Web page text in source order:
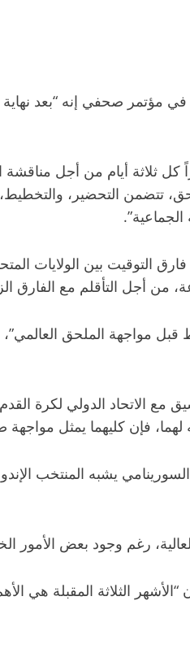
في مؤتمر صحفي إنه “بعد
ثلاثة أيام من أجل مناقشة
التحضير، والتخطيط،
الجماعية”.
التوقيت بين الولايات
أجل التأقلم مع الفارق
مع الاتحاد الدولي لكرة
لهما، فإن كليهما يمثل مواجهة
رغم وجود بعض
الثلاثة المقبلة هي